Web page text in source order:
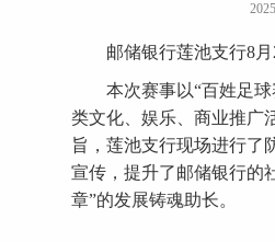
邮储银行莲池支行8月
本次赛事以“百姓足球
类文化、娱乐、商业推广
旨，莲池支行现场进行了
宣传，提升了邮储银行的
章”的发展铸魂助长。